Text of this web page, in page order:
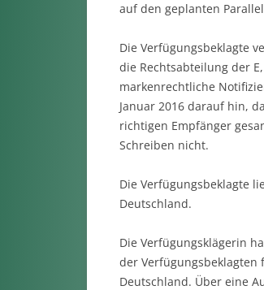
auf den geplanten
Die Verfügungsbeklagte
die Rechtsabteilung der
markenrechtliche
Januar 2016 darauf hin,
richtigen Empfänger
Schreiben nicht.
Die Verfügungsbeklagte
Deutschland.
Die Verfügungsklägerin
der
Deutschland. Über eine